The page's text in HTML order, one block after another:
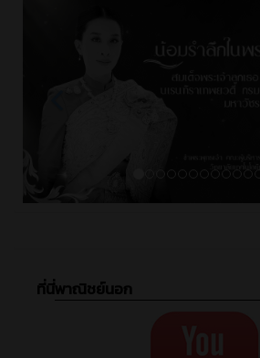
ที่นี่พาณิชย์นอก